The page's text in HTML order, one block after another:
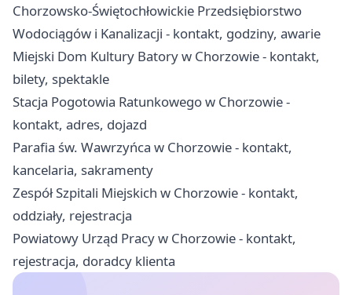
Chorzowsko-Świętochłowickie Przedsiębiorstwo
Wodociągów i Kanalizacji - kontakt, godziny, awarie
Miejski Dom Kultury Batory w Chorzowie - kontakt,
bilety, spektakle
Stacja Pogotowia Ratunkowego w Chorzowie -
kontakt, adres, dojazd
Parafia św. Wawrzyńca w Chorzowie - kontakt,
kancelaria, sakramenty
Zespół Szpitali Miejskich w Chorzowie - kontakt,
oddziały, rejestracja
Powiatowy Urząd Pracy w Chorzowie - kontakt,
rejestracja, doradcy klienta